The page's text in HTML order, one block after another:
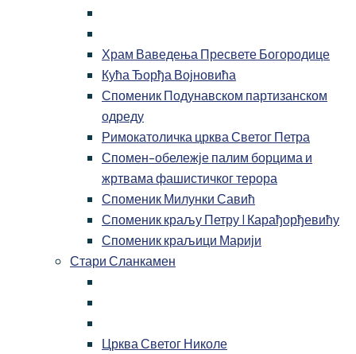
Храм Ваведења Пресвете Богородице
Кућа Ђорђа Војновића
Споменик Подунавском партизанском
одреду
Римокатоличка црква Светог Петра
Спомен-обележје палим борцима и
жртвама фашистичког терора
Споменик Милунки Савић
Споменик краљу Петру I Карађорђевићу
Споменик краљици Марији
Стари Сланкамен
Црква Светог Николе